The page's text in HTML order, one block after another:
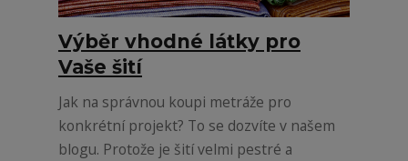
Výběr vhodné látky pro
Vaše šití
Jak na správnou koupi metráže pro
konkrétní projekt? To se dozvíte v našem
blogu. Protože je šití velmi pestré a